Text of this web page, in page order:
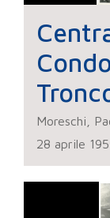
Moreschi,
28 aprile